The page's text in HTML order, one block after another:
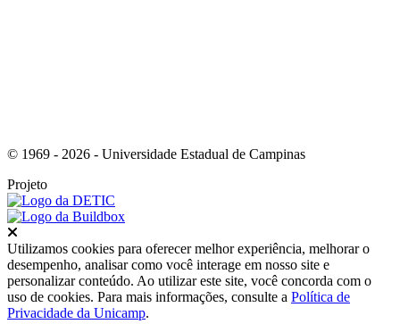
© 1969 - 2026 - Universidade Estadual de Campinas
Projeto
Utilizamos cookies para oferecer melhor experiência, melhorar o
desempenho, analisar como você interage em nosso site e
personalizar conteúdo. Ao utilizar este site, você concorda com o
uso de cookies. Para mais informações, consulte a Política de
Privacidade da Unicamp.